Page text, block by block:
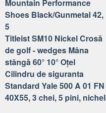
Mountain Performance
Shoes Black/Gunmetal 42,
5
Titleist SM10 Nickel Crosă
de golf - wedges Mâna
stângă 60° 10° Oţel
Cilindru de siguranta
Standard Yale 500 A 01 FN
40X55, 3 chei, 5 pini, nichel